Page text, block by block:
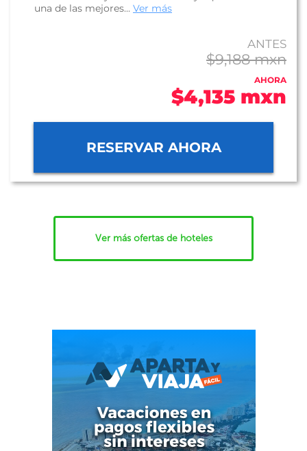
una de las mejores... Ver más
ANTES
$9,188 mxn
AHORA
$4,135 mxn
RESERVAR AHORA
Ver más ofertas de hoteles